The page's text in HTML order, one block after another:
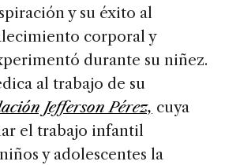
y su éxito al
corporal y
durante su niñez.
al trabajo de su
Jefferson Pérez, cuya
el trabajo infantil
y adolescentes la